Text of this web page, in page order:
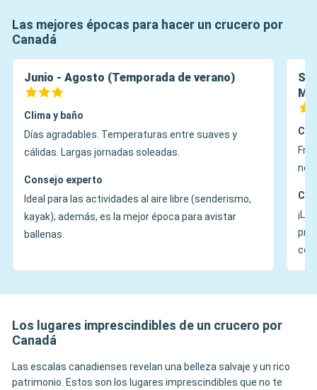
Las mejores épocas para hacer un crucero por
Canadá
Junio - Agosto (Temporada de verano)
Clima y baño
Días agradables. Temperaturas entre suaves y
cálidas. Largas jornadas soleadas.
Consejo experto
Ideal para las actividades al aire libre (senderismo,
kayak); además, es la mejor época para avistar
ballenas.
¡La
con
Los lugares imprescindibles de un crucero por
Canadá
Las escalas canadienses revelan una belleza salvaje y un rico
patrimonio. Estos son los lugares imprescindibles que no te